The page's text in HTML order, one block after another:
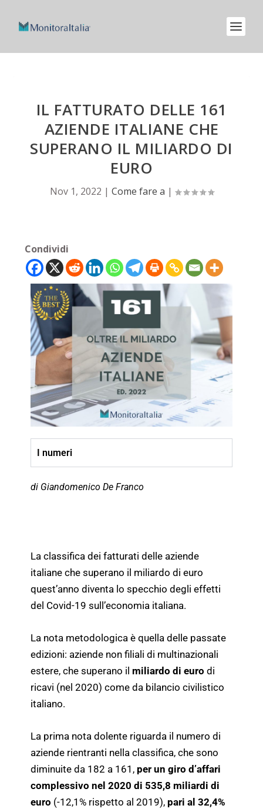
IL FATTURATO DELLE 161
AZIENDE ITALIANE CHE
SUPERANO IL MILIARDO DI
EURO
Nov 1, 2022 | Come fare a |
Condividi
I numeri
di Giandomenico De Franco
La classifica dei fatturati delle aziende
italiane che superano il miliardo di euro
quest’anno diventa lo specchio degli effetti
del Covid-19 sull’economia italiana.
La nota metodologica è quella delle passate
edizioni: aziende non filiali di multinazionali
estere, che superano il miliardo di eurodi
ricavi (nel 2020) come da bilancio civilistico
italiano.
La prima nota dolente riguarda il numero di
aziende rientranti nella classifica, che sono
diminuite da 182 a 161, per un giro d’affari
complessivo nel 2020 di 535,8 miliardi di
euro (-12,1% rispetto al 2019), pari al 32,4%